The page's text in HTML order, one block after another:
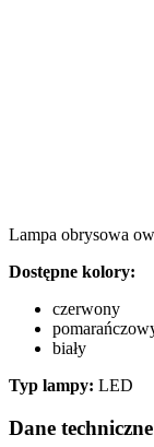
Lampa obrysowa
Dostępne kolory:
czerwony
biały
Typ lampy: LED
Dane techniczne